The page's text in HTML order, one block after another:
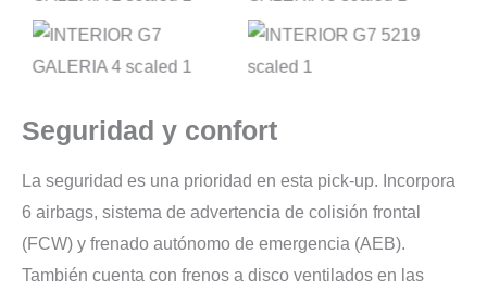
Seguridad y confort
La seguridad es una prioridad en esta pick-up. Incorpora
6 airbags, sistema de advertencia de colisión frontal
(FCW) y frenado autónomo de emergencia (AEB).
También cuenta con frenos a disco ventilados en las